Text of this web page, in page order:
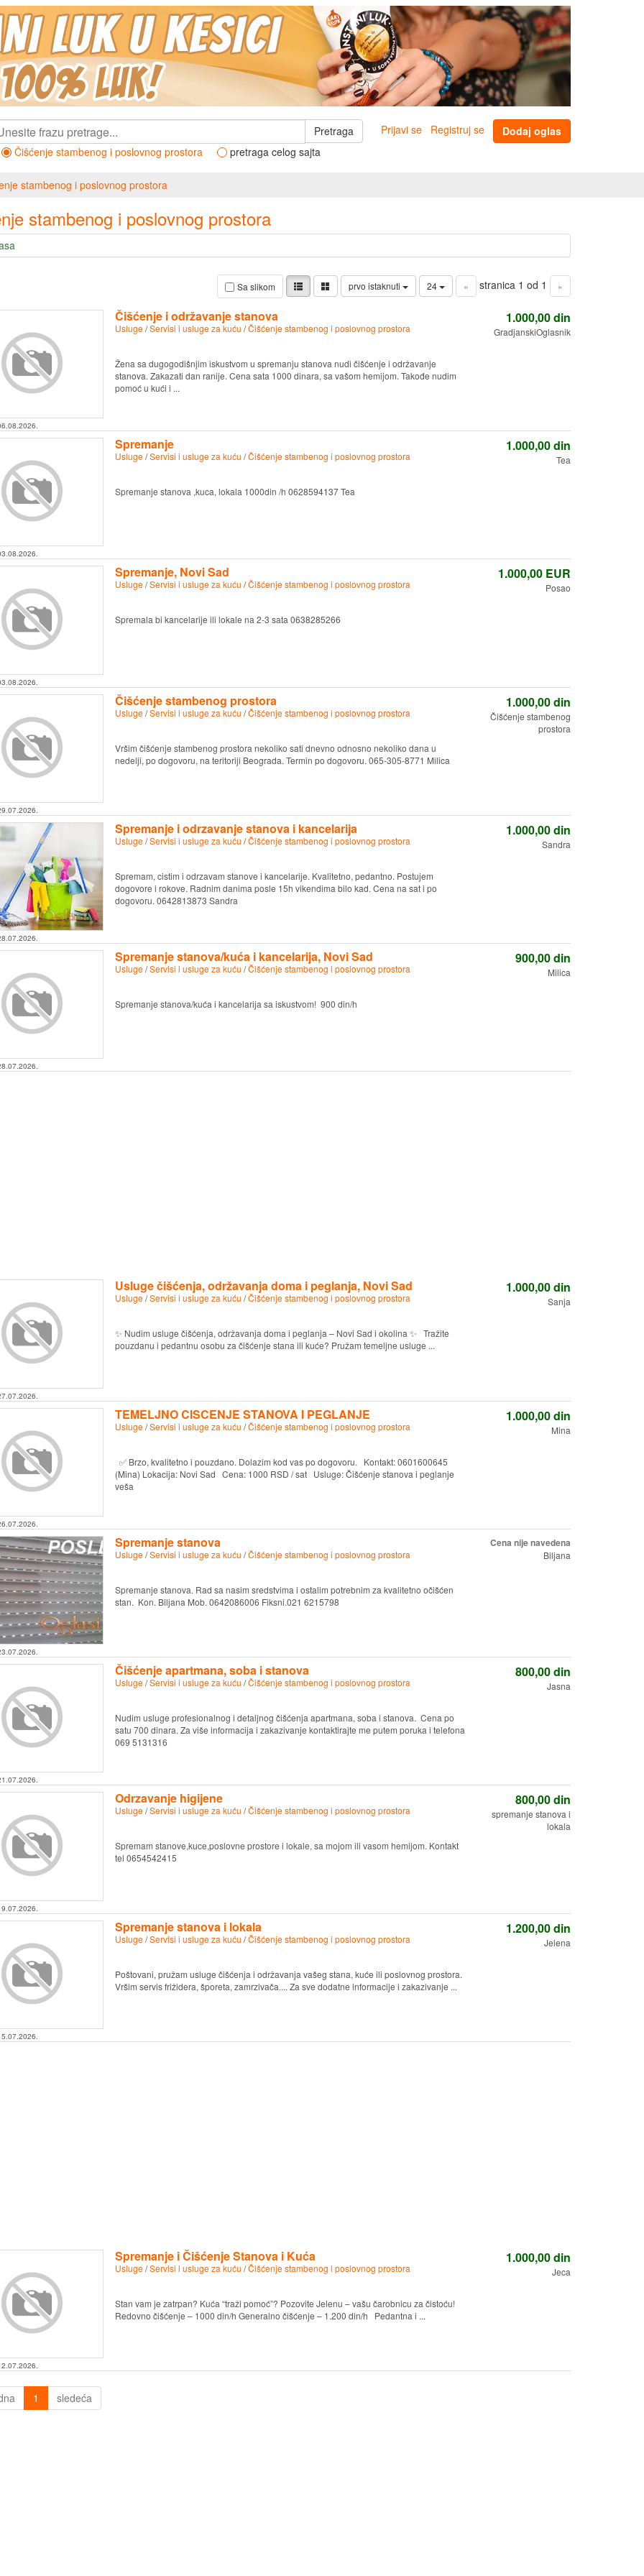
Pretraga
Čišćenje stambenog i poslovnog prostora
pretraga celog sajta
Prijavi se Registruj se Dodaj oglas
stambenog i poslovnog prostora
stambenog i poslovnog prostora
Sa slikom prvo istaknuti 24 « stranica 1 od 1 »
Čišćenje i održavanje stanova
Usluge/Servisi i usluge za kuću /Čišćenje stambenog i poslovnog prostora
Žena sa dugogodišnjim iskustvom u spremanju stanova nudi čišćenje i održavanje
stanova. Zakazati dan ranije. Cena sata 1000 dinara, sa vašom hemijom. Takođe nudim
pomoć u kući i ...
1.000,00din
GradjanskiOglasnik
Spremanje
Usluge/Servisi i usluge za kuću /Čišćenje stambenog i poslovnog prostora
Spremanje stanova ,kuca, lokala 1000din /h 0628594137 Tea
1.000,00din
Tea
Spremanje, Novi Sad
Usluge/Servisi i usluge za kuću /Čišćenje stambenog i poslovnog prostora
Spremala bi kancelarije ili lokale na 2-3 sata 0638285266
1.000,00EUR
Posao
Čišćenje stambenog prostora
Usluge/Servisi i usluge za kuću /Čišćenje stambenog i poslovnog prostora
Vršim čišćenje stambenog prostora nekoliko sati dnevno odnosno nekoliko dana u
nedelji, po dogovoru, na teritoriji Beograda. Termin po dogovoru. 065-305-8771 Milica
1.000,00din
Čišćenje stambenog
prostora
Spremanje i odrzavanje stanova i kancelarija
Usluge/Servisi i usluge za kuću /Čišćenje stambenog i poslovnog prostora
Spremam, cistim i odrzavam stanove i kancelarije. Kvalitetno, pedantno. Postujem
dogovore i rokove. Radnim danima posle 15h vikendima bilo kad. Cena na sat i po
dogovoru. 0642813873 Sandra
1.000,00din
Sandra
Spremanje stanova/kuća i kancelarija, Novi Sad
Usluge/Servisi i usluge za kuću /Čišćenje stambenog i poslovnog prostora
Spremanje stanova/kuća i kancelarija sa iskustvom! 900 din/h
900,00din
Milica
Usluge čišćenja, održavanja doma i peglanja, Novi Sad
Usluge/Servisi i usluge za kuću /Čišćenje stambenog i poslovnog prostora
✨ Nudim usluge čišćenja, održavanja doma i peglanja – Novi Sad i okolina ✨ Tražite
pouzdanu i pedantnu osobu za čišćenje stana ili kuće? Pružam temeljne usluge ...
1.000,00din
Sanja
TEMELJNO CISCENJE STANOVA I PEGLANJE
Usluge/Servisi i usluge za kuću /Čišćenje stambenog i poslovnog prostora
✅ Brzo, kvalitetno i pouzdano. Dolazim kod vas po dogovoru. Kontakt: 0601600645
(Mina) Lokacija: Novi Sad Cena: 1000 RSD / sat Usluge: Čišćenje stanova i peglanje
veša
1.000,00din
Mina
Spremanje stanova
Usluge/Servisi i usluge za kuću /Čišćenje stambenog i poslovnog prostora
Spremanje stanova. Rad sa nasim sredstvima i ostalim potrebnim za kvalitetno očišćen
stan. Kon. Biljana Mob. 0642086006 Fiksni.021 6215798
Cena nije navedena
Biljana
Čišćenje apartmana, soba i stanova
Usluge/Servisi i usluge za kuću /Čišćenje stambenog i poslovnog prostora
Nudim usluge profesionalnog i detaljnog čišćenja apartmana, soba i stanova. Cena po
satu 700 dinara. Za više informacija i zakazivanje kontaktirajte me putem poruka i telefona
069 5131316
800,00din
Jasna
Odrzavanje higijene
Usluge/Servisi i usluge za kuću /Čišćenje stambenog i poslovnog prostora
Spremam stanove,kuce,poslovne prostore i lokale, sa mojom ili vasom hemijom. Kontakt
tel 0654542415
800,00din
spremanje stanova i
lokala
Spremanje stanova i lokala
Usluge/Servisi i usluge za kuću /Čišćenje stambenog i poslovnog prostora
Poštovani, pružam usluge čišćenja i održavanja vašeg stana, kuće ili poslovnog prostora.
Vršim servis frižidera, šporeta, zamrzivača.... Za sve dodatne informacije i zakazivanje ...
1.200,00din
Jelena
Spremanje i Čišćenje Stanova i Kuća
Usluge/Servisi i usluge za kuću /Čišćenje stambenog i poslovnog prostora
Stan vam je zatrpan? Kuća “traži pomoć”? Pozovite Jelenu – vašu čarobnicu za čistoću!
Redovno čišćenje – 1000 din/h Generalno čišćenje – 1.200 din/h Pedantna i ...
1.000,00din
Jeca
1 sledeća